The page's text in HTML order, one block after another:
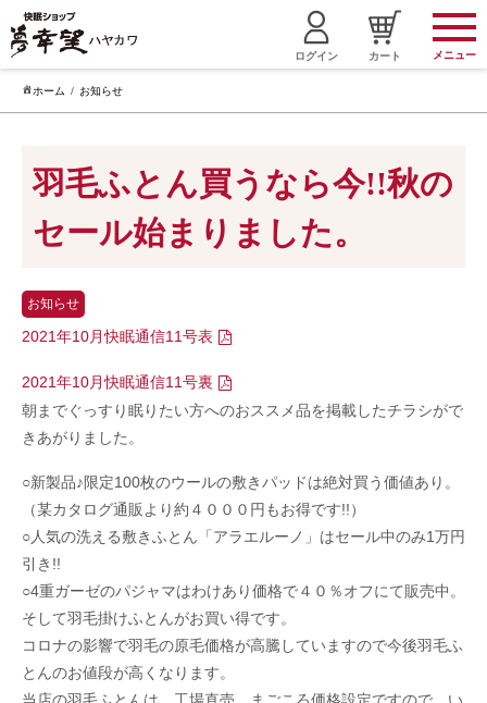
ログイン カート メニュー
ホーム お知らせ
羽毛ふとん買うなら今!!秋の
セール始まりました。
お知らせ
2021年10月快眠通信11号表
2021年10月快眠通信11号裏
朝までぐっすり眠りたい方へのおススメ品を掲載したチラシがで
きあがりました。
○新製品♪限定100枚のウールの敷きパッドは絶対買う価値あり。
（某カタログ通販より約４０００円もお得です!!）
○人気の洗える敷きふとん「アラエルーノ」はセール中のみ1万円
引き!!
○4重ガーゼのパジャマはわけあり価格で４０％オフにて販売中。
そして羽毛掛けふとんがお買い得です。
コロナの影響で羽毛の原毛価格が高騰していますので今後羽毛ふ
とんのお値段が高くなります。